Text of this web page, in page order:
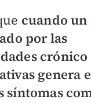
cuando
por las
crónico
genera
síntomas